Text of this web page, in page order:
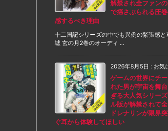
解禁され全ファン
で揺さぶられる圧
感するべき理由
十二国記シリーズの中でも異例の緊張感
墟 玄の月2巻のオーディ ...
2026年8月5日 : お気
ゲームの世界にチ
れた男が宇宙を舞
ぎる大人気シリー
ル版が解禁されて
ドレナリンが限界
ぐ耳から体験してほしい